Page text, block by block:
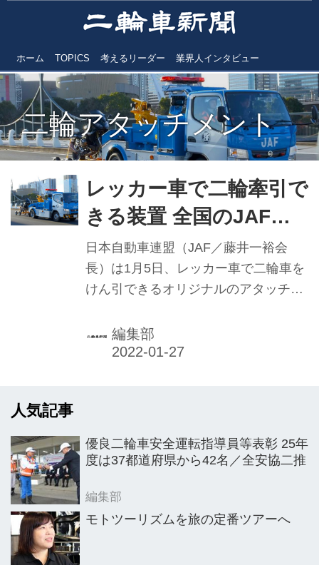
ホーム TOPICS 考えるリーダー 業界人インタビュー
二輪アタッチメント
レッカー車で二輪牽引で
きる装置 全国のJAFレ
ッカー車で運用／JAFが
開発
日本自動車連盟（JAF／藤井一裕会
長）は1月5日、レッカー車で二輪車を
けん引できるオリジナルのアタッチメ
同日より順次、全国のJAFサービスカ
ーで運用していく方針。
編集部
人気記事
優良二輪車安全運転指導員等表彰 25年
度は37都道府県から42名／全安協二推
編集部
モトツーリズムを旅の定番ツアーへ